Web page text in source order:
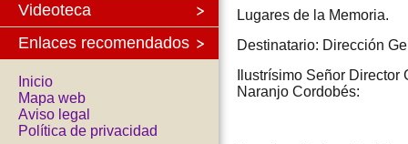
Videoteca
Enlaces recomendados
Inicio
Mapa web
Aviso legal
Política de privacidad
Lugares de la Memoria.
Destinatario: Dirección
Ilustrísimo Señor
Naranjo Cordobés: